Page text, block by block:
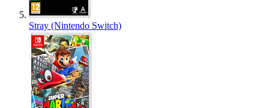
Stray (Nintendo Switch)